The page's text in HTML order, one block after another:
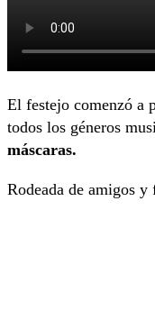
El festejo comenzó a
todos los géneros
máscaras.
Rodeada de amigos